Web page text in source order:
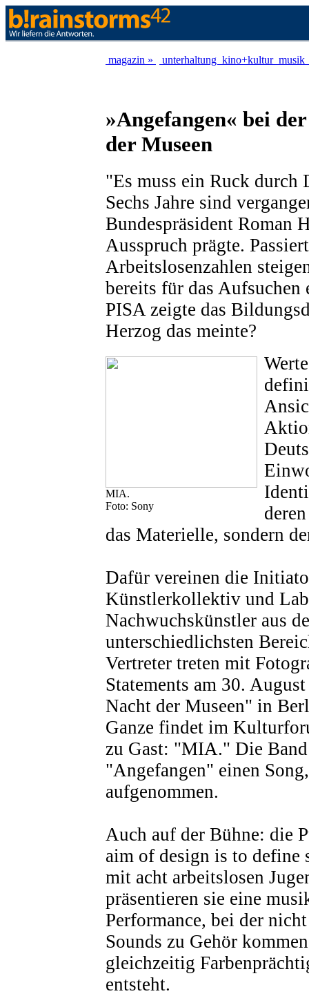
magazin » unterhaltung kino+kultur musik
»Angefangen« bei
der Museen
"Es muss ein Ruck durch
Sechs Jahre sind
Bundespräsident Roman
Ausspruch prägte.
Arbeitslosenzahlen
bereits für das Aufsuchen
PISA zeigte das
Herzog das meinte?
MIA.
Foto: Sony
das Materielle, sondern
Dafür vereinen die
Künstlerkollektiv und
Nachwuchskünstler aus
unterschiedlichsten
Vertreter treten mit
Statements am 30.
Nacht der Museen" in
Ganze findet im
zu Gast: "MIA." Die
"Angefangen" einen
aufgenommen.
Auch auf der Bühne: die
aim of design is to define
mit acht arbeitslosen
präsentieren sie eine
Performance, bei der
Sounds zu Gehör
gleichzeitig
entsteht.